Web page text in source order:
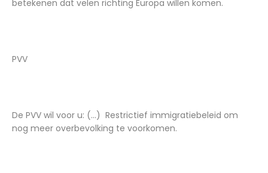
betekenen dat velen richting Europa willen komen.
PVV
De PVV wil voor u: (...) Restrictief immigratiebeleid om
nog meer overbevolking te voorkomen.